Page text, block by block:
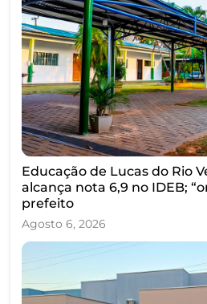
Educação de Lucas do Rio
alcança nota 6,9 no IDEB;
prefeito
Agosto 6, 2026